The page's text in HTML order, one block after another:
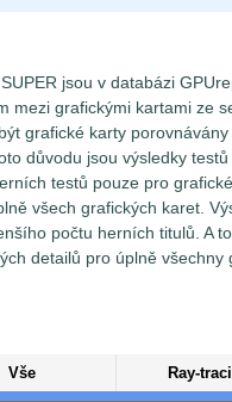
jsou v databázi
mezi grafickými kartami ze
grafické karty
důvodu jsou výsledky
testů pouze pro
všech grafických karet.
počtu herních titulů. A
detailů pro úplně
Vše Ray-